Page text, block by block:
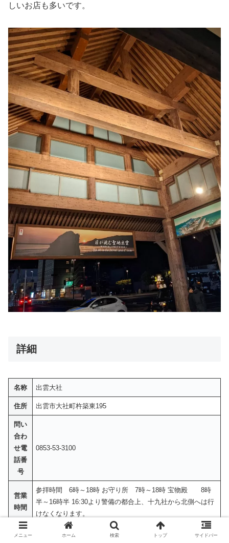
しいお店も多いです。
詳細
名称 出雲大社
住所 出雲市大社町杵築東195
問い
合わ
せ電
話番
号
0853-53-3100
営業
時間
参拝時間 6時～18時 お守り所 7時～18時 宝物殿 8時
半～16時半 16:30より警備の都合上、十九社から北側へは行
けなくなります。
定休
年中無休
メニュー ホーム 検索 トップ サイドバー